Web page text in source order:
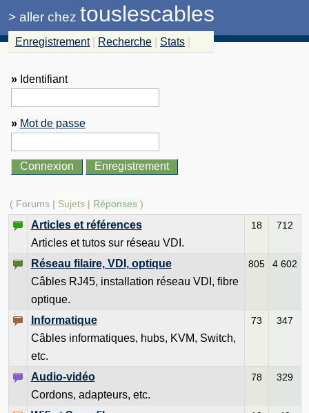
>aller chez touslescables
Enregistrement Recherche Stats
»Identifiant
» Mot de passe
( Forums | Sujets| Réponses)
Articles et références
Articles et tutos sur réseau VDI.
18 712
Réseau filaire, VDI, optique
Câbles RJ45, installation réseau VDI, fibre
optique.
805 4 602
Informatique
Câbles informatiques, hubs, KVM, Switch,
etc.
73 347
Audio-vidéo
Cordons, adapteurs, etc.
78 329